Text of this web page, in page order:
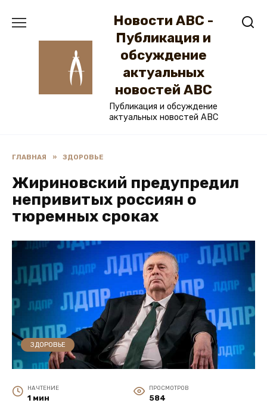
Новости ABC -
Публикация и
обсуждение
актуальных
новостей ABC
Публикация и обсуждение
актуальных новостей ABC
ГЛАВНАЯ » ЗДОРОВЬЕ
Жириновский предупредил
непривитых россиян о
тюремных сроках
ЗДОРОВЬЕ
НА ЧТЕНИЕ
1 мин
ПРОСМОТРОВ
584